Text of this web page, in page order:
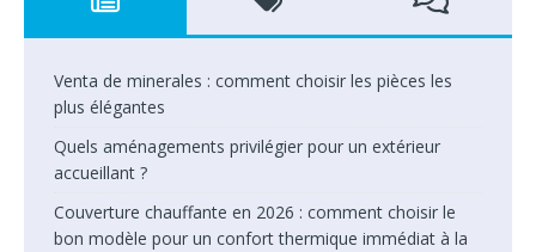
Venta de minerales : comment choisir les pièces les
plus élégantes
Quels aménagements privilégier pour un extérieur
accueillant ?
Couverture chauffante en 2026 : comment choisir le
bon modèle pour un confort thermique immédiat à la